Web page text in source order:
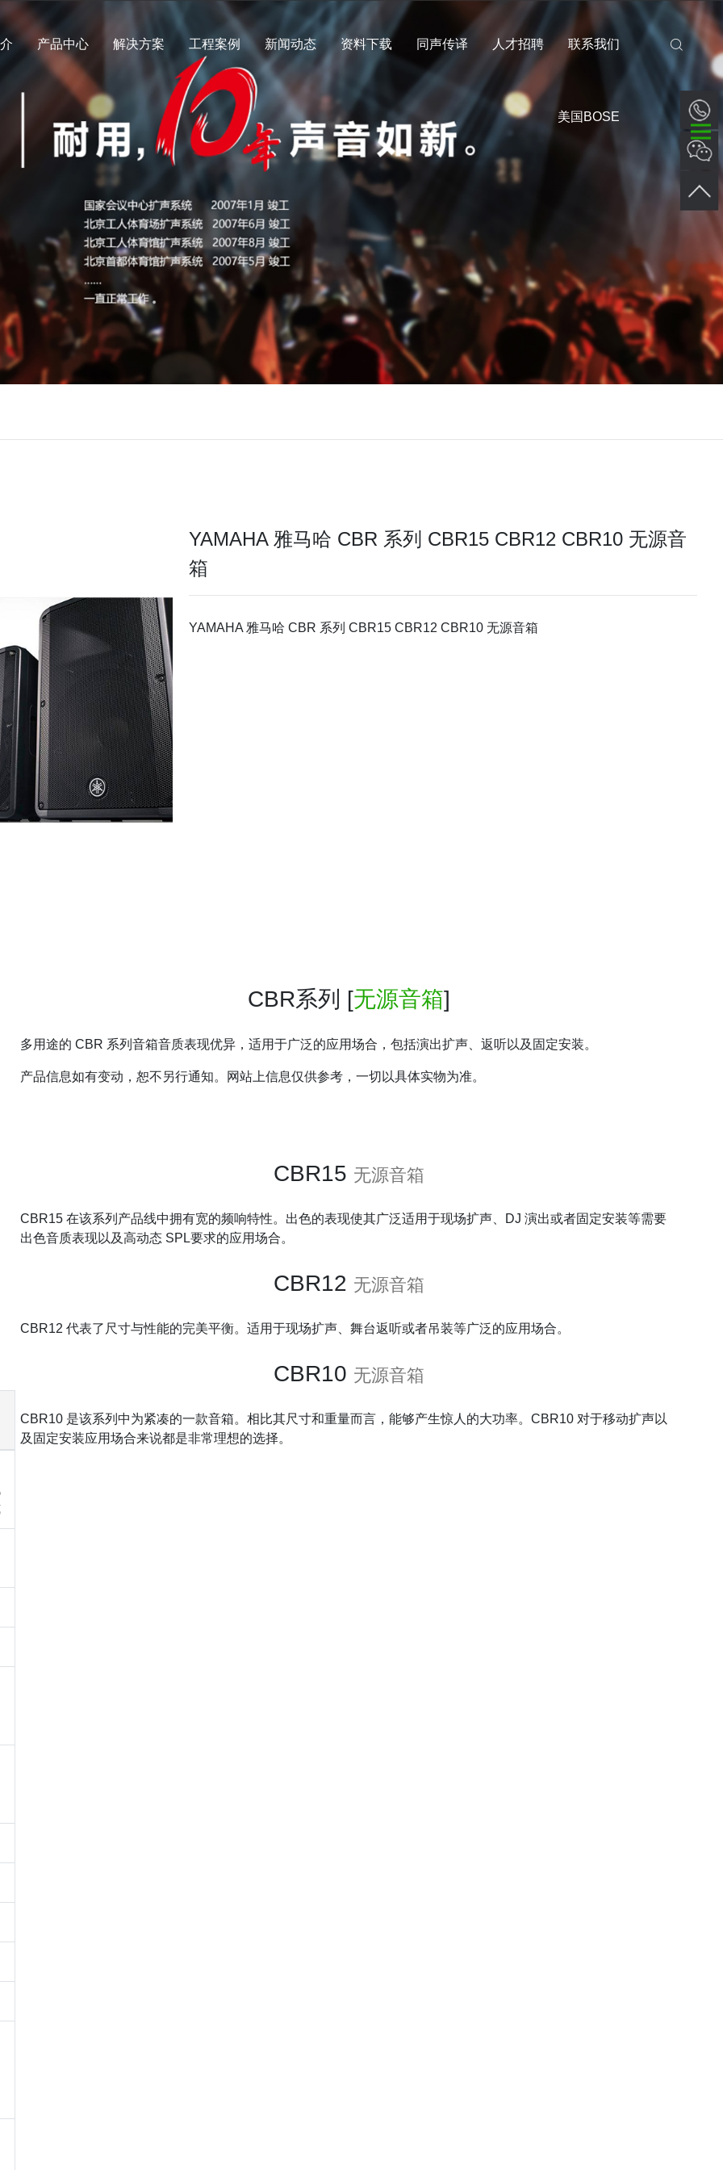
产品中心 解决方案 工程案例 新闻动态 资料下载 同声传译 人才招聘 联系我们
美国BOSE
YAMAHA 雅马哈 CBR 系列 CBR15 CBR12 CBR10 无源音
箱
YAMAHA 雅马哈 CBR 系列 CBR15 CBR12 CBR10 无源音箱
CBR系列 [无源音箱]
多用途的 CBR 系列音箱音质表现优异，适用于广泛的应用场合，包括演出扩声、返听以及固定安装。
产品信息如有变动，恕不另行通知。网站上信息仅供参考，一切以具体实物为准。
CBR15 无源音箱
CBR15 在该系列产品线中拥有宽的频响特性。出色的表现使其广泛适用于现场扩声、DJ 演出或者固定安装等需要
出色音质表现以及高动态 SPL要求的应用场合。
CBR12 无源音箱
CBR12 代表了尺寸与性能的完美平衡。适用于现场扩声、舞台返听或者吊装等广泛的应用场合。
CBR10 无源音箱
CBR10 是该系列中为紧凑的一款音箱。相比其尺寸和重量而言，能够产生惊人的大功率。CBR10 对于移动扩声以
及固定安装应用场合来说都是非常理想的选择。